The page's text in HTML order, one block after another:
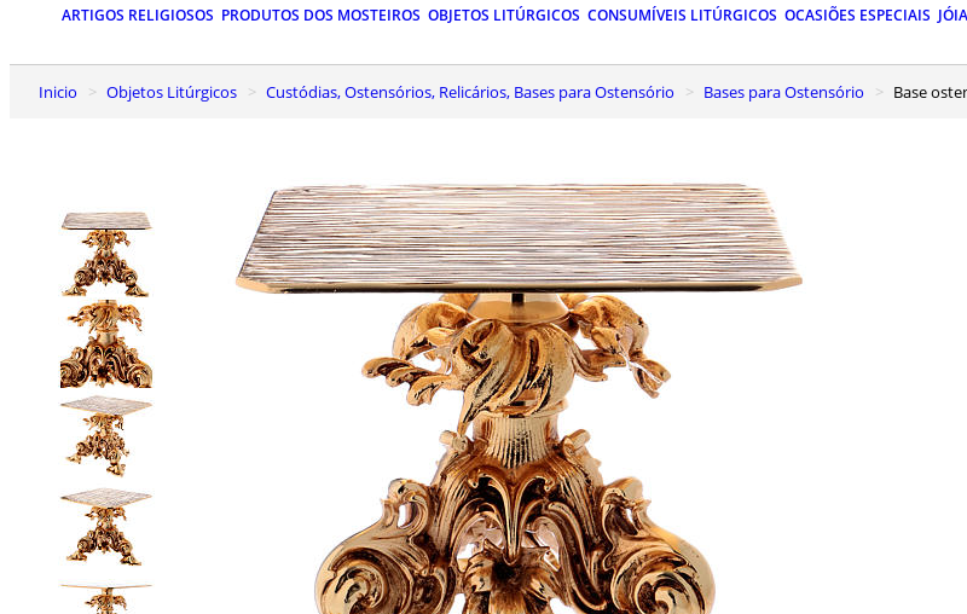
ARTIGOS RELIGIOSOS PRODUTOS DOS MOSTEIROS OBJETOS LITÚRGICOS CONSUMÍVEIS LITÚRGICOS OCASIÕES ESPECIAIS
Inicio Objetos Litúrgicos Custódias, Ostensórios, Relicários, Bases para Ostensório Bases para Ostensório Base